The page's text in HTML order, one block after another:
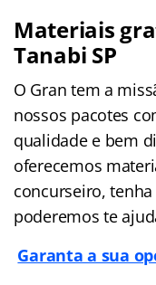
Materiais
Tanabi SP
O Gran tem a
nossos pacotes
qualidade e bem
oferecemos
concurseiro,
poderemos te
Garanta a sua